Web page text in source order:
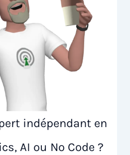
indépendant en
AI ou No Code ?